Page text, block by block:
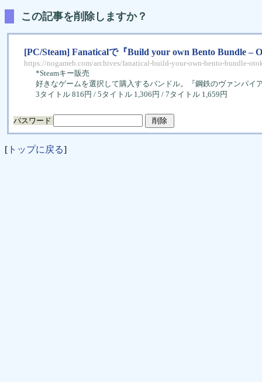
この記事を削除しますか？
[PC/Steam] Fanaticalで『Build your own Bento Bundle –
https://nogameb.com/archives/fanatical-build-your-own-bento-bundle-
*Steamキー販売
好きなゲームを選択して購入するバンドル。『鋼鉄のヴァンパイ
3タイトル 816円 / 5タイトル 1,306円 / 7タイトル 1,659円
パスワード
[ トップに戻る]